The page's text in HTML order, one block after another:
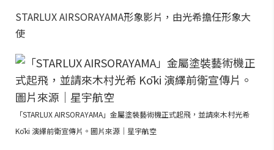
STARLUX AIRSORAYAMA形象影片，由光希擔任形象大
使
「STARLUX AIRSORAYAMA」金屬塗裝藝術機正式起飛，並請來木村光希
Kōki 演繹前衛宣傳片。圖片來源｜星宇航空